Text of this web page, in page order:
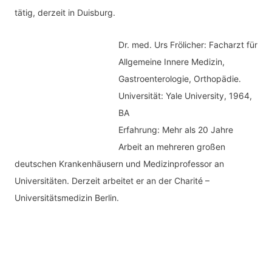
tätig, derzeit in Duisburg.
Dr. med. Urs Frölicher: Facharzt für
Allgemeine Innere Medizin,
Gastroenterologie, Orthopädie.
Universität: Yale University, 1964,
BA
Erfahrung: Mehr als 20 Jahre
Arbeit an mehreren großen
deutschen Krankenhäusern und Medizinprofessor an
Universitäten. Derzeit arbeitet er an der Charité –
Universitätsmedizin Berlin.